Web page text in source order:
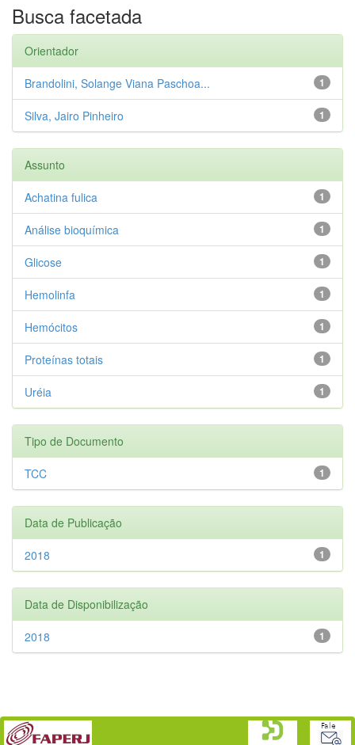
Busca facetada
Orientador
1
Brandolini, Solange Viana Paschoa...
1
Silva, Jairo Pinheiro
Assunto
1
Achatina fulica
1
Análise bioquímica
1
Glicose
1
Hemolinfa
1
Hemócitos
1
Proteínas totais
1
Uréia
Tipo de Documento
1
TCC
Data de Publicação
1
2018
Data de Disponibilização
1
2018